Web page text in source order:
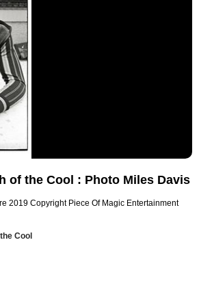
of the Cool : Photo Miles Davis
2019 Copyright Piece Of Magic Entertainment
Cool